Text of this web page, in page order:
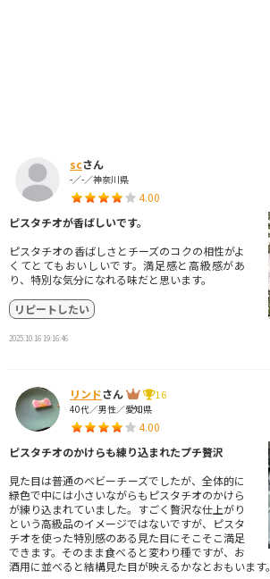
scさん
-／-／神奈川県
4.00
ピスタチオが香ばしいです。
ピスタチオの香ばしさとチーズのコクの相性がよ
くてとてもおいしいです。満足感と高級感があ
り、特別な気分になれる味だと思います。
リピートしたい
2025.10.16 19:16:46
リンドさん
16
40代／男性／愛知県
4.00
ピスタチオのかけらも練り込まれたプチ贅沢
見た目は普通のベビーチーズでしたが、全体的に
緑色で中には小さいながらもピスタチオのかけら
が練り込まれていました。すごく贅沢な仕上がり
という高級品のイメージではないですが、ピスタ
チオを使った特別感のある見た目にそこそこ満足
できます。そのまま食べると変わり種ですが、お
酒用に並べると結構見た目が映えるかなとおもいます。